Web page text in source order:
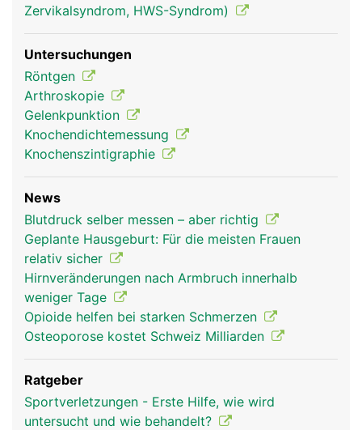
Zervikalsyndrom, HWS-Syndrom)
Untersuchungen
Röntgen
Arthroskopie
Gelenkpunktion
Knochendichtemessung
Knochenszintigraphie
News
Blutdruck selber messen – aber richtig
Geplante Hausgeburt: Für die meisten Frauen
relativ sicher
Hirnveränderungen nach Armbruch innerhalb
weniger Tage
Opioide helfen bei starken Schmerzen
Osteoporose kostet Schweiz Milliarden
Ratgeber
Sportverletzungen - Erste Hilfe, wie wird
untersucht und wie behandelt?